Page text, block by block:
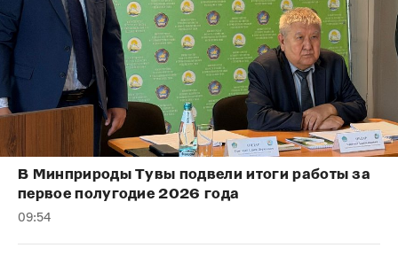
В Минприроды Тувы подвели итоги работы за
первое полугодие 2026 года
09:54